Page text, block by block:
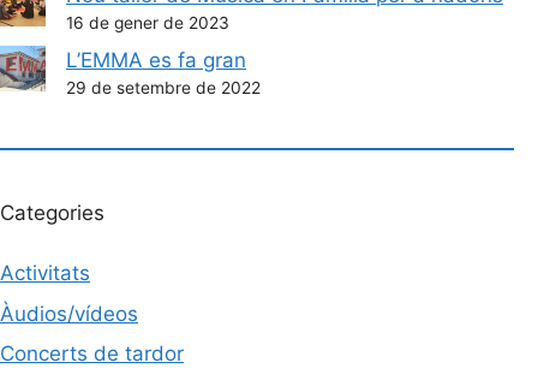
16 de gener de 2023
L’EMMA es fa gran
29 de setembre de 2022
Categories
Activitats
Àudios/vídeos
Concerts de tardor